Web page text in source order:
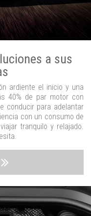
a sus
ardiente el inicio y una
40% de par motor con
conducir para adelantar
con un consumo de
tranquilo y relajado.